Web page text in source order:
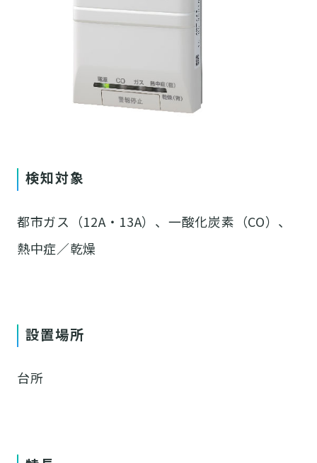
検知対象
都市ガス（12A・13A）、一酸化炭素（CO）、
熱中症／乾燥
設置場所
台所